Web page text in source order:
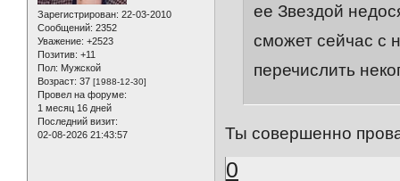
Зарегистрирован: 22-03-2010
Сообщений: 2352
Уважение: +2523
Позитив: +11
Пол: Мужской
Возраст: 37 [1988-12-30]
Провел на форуме:
1 месяц 16 дней
Последний визит:
02-08-2026 21:43:57
ее Звездой
сможет сейчас с
перечислить
Ты совершенно
0